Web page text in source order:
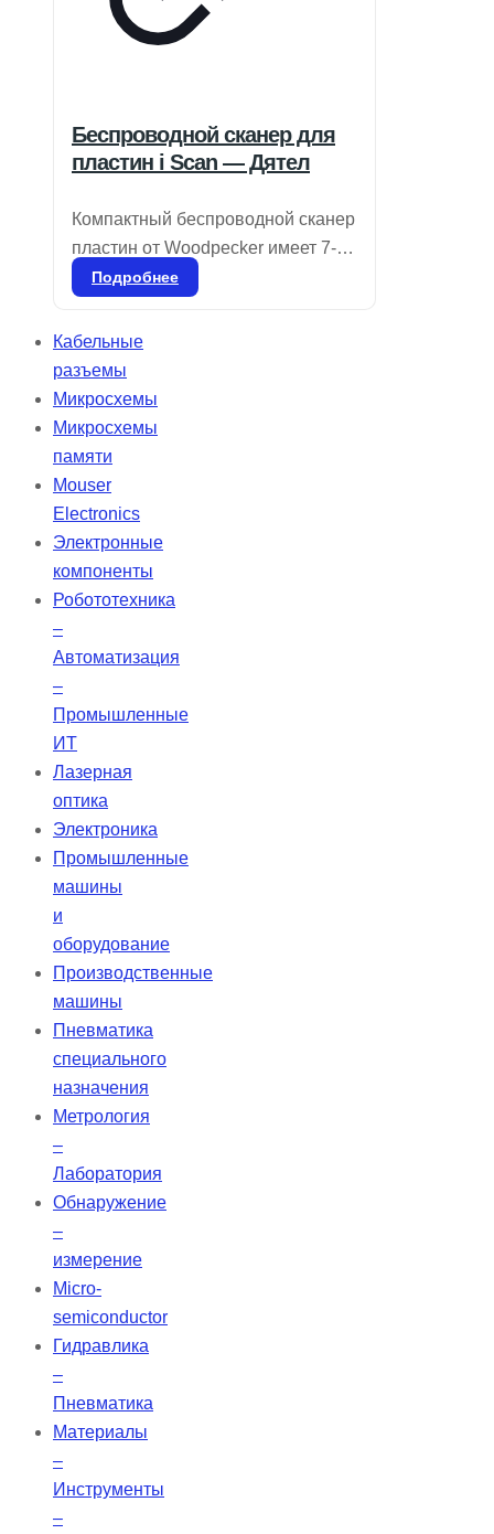
Беспроводной сканер для
пластин i Scan — Дятел
Компактный беспроводной сканер
пластин от Woodpecker имеет 7-
дюймовый сенсорный экран с
продвинутую технологию
лазерного сканирования с
разрешением 25 мкм, что
обеспечивает четкость и
плавность изображений для
точной диагностики. Ультратонкие
пластины толщиной 0,4 мм,
которые можно использовать
более 1000 раз, отличаются
мягкостью по сравнению с
Подробнее
Кабельные
разъемы
Микросхемы
Микросхемы
памяти
Mouser
Electronics
Электронные
компоненты
Робототехника
–
Автоматизация
–
Промышленные
ИТ
Лазерная
оптика
Электроника
Промышленные
машины
и
оборудование
Производственные
машины
Пневматика
специального
назначения
Метрология
–
Лаборатория
Обнаружение
–
измерение
Micro-
semiconductor
Гидравлика
–
Пневматика
Материалы
–
Инструменты
–